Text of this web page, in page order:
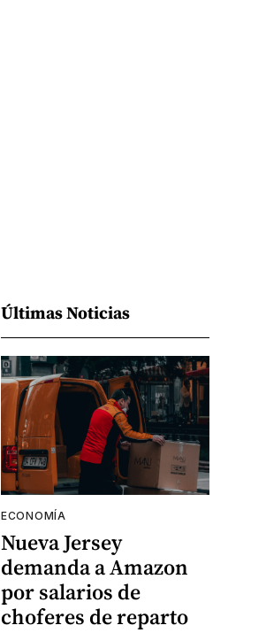
Últimas Noticias
ECONOMÍA
Nueva Jersey
demanda a Amazon
por salarios de
choferes de reparto